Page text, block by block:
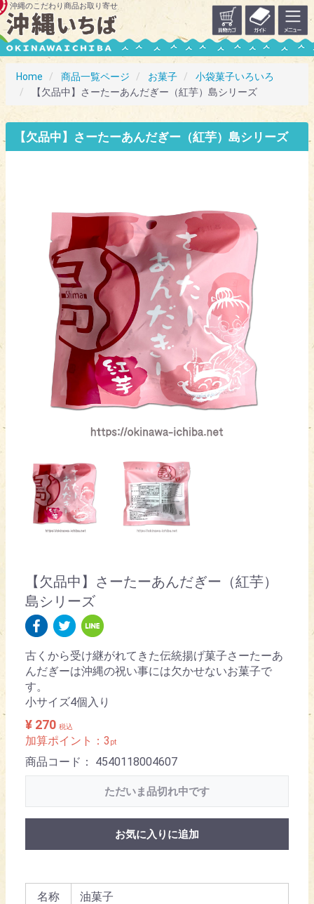
沖縄のこだわり商品お取り寄せ
Home 商品一覧ページ お菓子
小袋菓子いろいろ
【欠品中】さーたーあんだぎー（紅芋）島シリーズ
【欠品中】さーたーあんだぎー（紅芋）島シリーズ
【欠品中】さーたーあんだぎー（紅芋）
島シリーズ
古くから受け継がれてきた伝統揚げ菓子さーたーあ
んだぎーは沖縄の祝い事には欠かせないお菓子で
す。
小サイズ4個入り
¥ 270 税込
加算ポイント： 3 pt
商品コード： 4540118004607
ただいま品切れ中です
お気に入りに追加
名称 油菓子